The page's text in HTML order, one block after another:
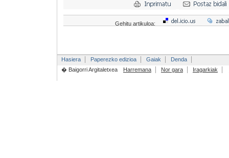
Gehitu artikuloa:
Hasiera Paperezko edizioa Gaiak
Denda
� Baigorri Argitaletxea
Harremana Nor gara Iragarkiak